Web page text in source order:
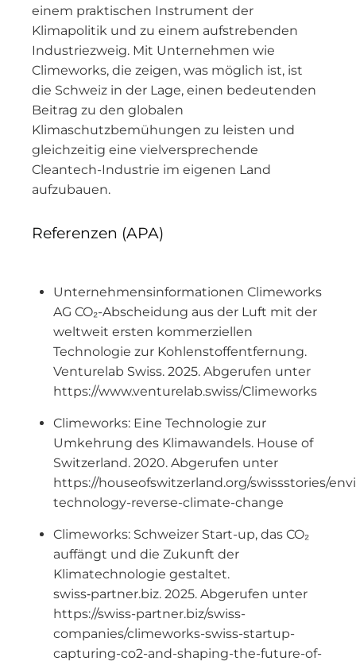
einem praktischen Instrument der
Klimapolitik und zu einem aufstrebenden
Industriezweig. Mit Unternehmen wie
Climeworks, die zeigen, was möglich ist, ist
die Schweiz in der Lage, einen bedeutenden
Beitrag zu den globalen
Klimaschutzbemühungen zu leisten und
gleichzeitig eine vielversprechende
Cleantech-Industrie im eigenen Land
aufzubauen.
Referenzen (APA)
Unternehmensinformationen Climeworks
AG CO₂-Abscheidung aus der Luft mit der
weltweit ersten kommerziellen
Technologie zur Kohlenstoffentfernung.
Venturelab Swiss. 2025. Abgerufen unter
https://www.venturelab.swiss/Climeworks
Climeworks: Eine Technologie zur
Umkehrung des Klimawandels. House of
Switzerland. 2020. Abgerufen unter
https://houseofswitzerland.org/swissstories/
technology-reverse-climate-change
Climeworks: Schweizer Start-up, das CO₂
auffängt und die Zukunft der
Klimatechnologie gestaltet.
swiss‑partner.biz. 2025. Abgerufen unter
https://swiss-partner.biz/swiss-
companies/climeworks-swiss-startup-
capturing-co2-and-shaping-the-future-of-